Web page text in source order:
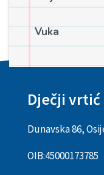
Vuka
Dječji vrtić
Dunavska 86,
OIB:45000173785